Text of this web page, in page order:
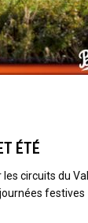
ÉTÉ
circuits du Val
festives